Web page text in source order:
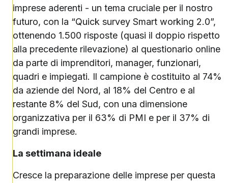
imprese aderenti - un tema cruciale per il nostro
futuro, con la “Quick survey Smart working 2.0”,
ottenendo 1.500 risposte (quasi il doppio rispetto
alla precedente rilevazione) al questionario online
da parte di imprenditori, manager, funzionari,
quadri e impiegati. Il campione è costituito al 74%
da aziende del Nord, al 18% del Centro e al
restante 8% del Sud, con una dimensione
organizzativa per il 63% di PMI e per il 37% di
grandi imprese.
La settimana ideale
Cresce la preparazione delle imprese per questa